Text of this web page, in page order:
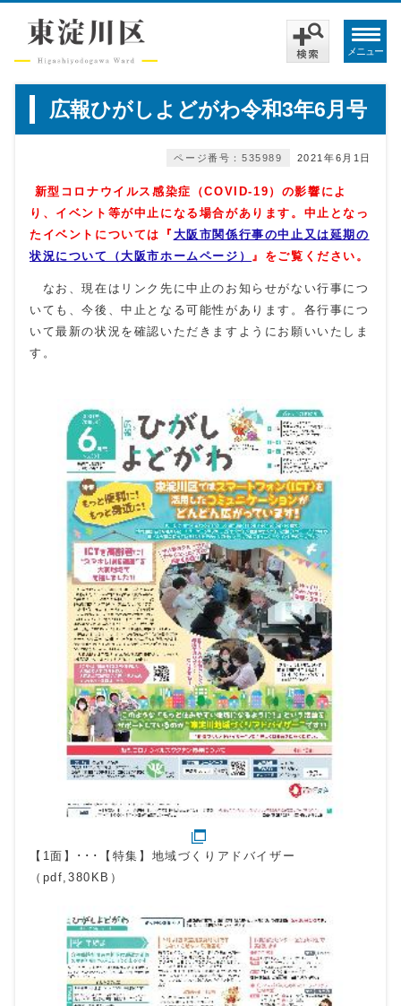
メニュー
広報ひがしよどがわ令和3年6月号
2021年6月1日
ページ番号：535989
新型コロナウイルス感染症（COVID‐19）の影響によ
り 、イベント等が中止になる場合があります。 中止となっ
たイベントについては『 大阪市関係行事の中止又は延期の
状況について（大阪市ホームページ） 』をご覧ください。
なお、現在はリンク先に中止のお知らせがない行事につ
いても、今後、中止となる可能性があります。各行事につ
いて最新の状況を確認いただきますようにお願いいたしま
す。
【1面】･･･【特集】地域づくりアドバイザー
（pdf,380KB）